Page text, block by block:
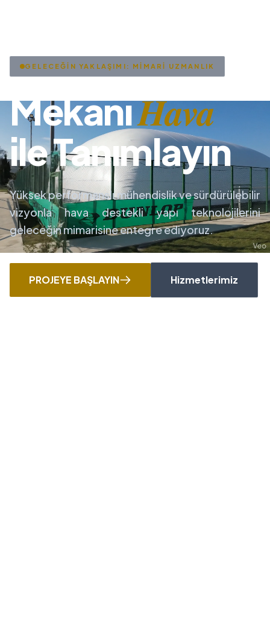
GELECEĞİN YAKLAŞIMI: MİMARİ UZMANLIK
MekanıHava
ile Tanımlayın
Yüksek performanslı mühendislik ve sürdürülebilir
vizyonla hava destekli yapı teknolojilerini
geleceğin mimarisine entegre ediyoruz.
PROJEYE BAŞLAYIN Hizmetlerimiz